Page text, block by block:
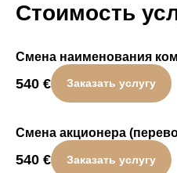
Стоимость
Смена наименования
540 € Заказать услугу
Смена акционера
540 € Заказать услугу